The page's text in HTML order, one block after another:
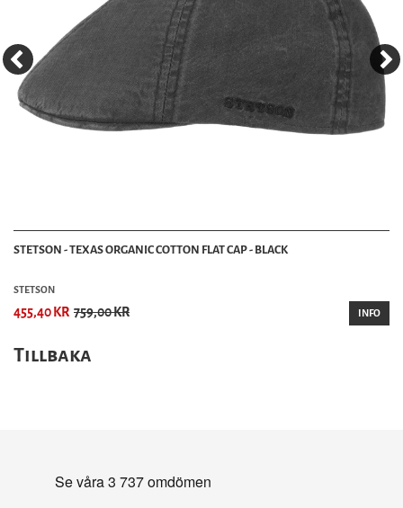
STETSON - TEXAS ORGANIC COTTON FLAT CAP - BLACK
STETSON
455,40 KR 759,00 KR INFO
Tillbaka